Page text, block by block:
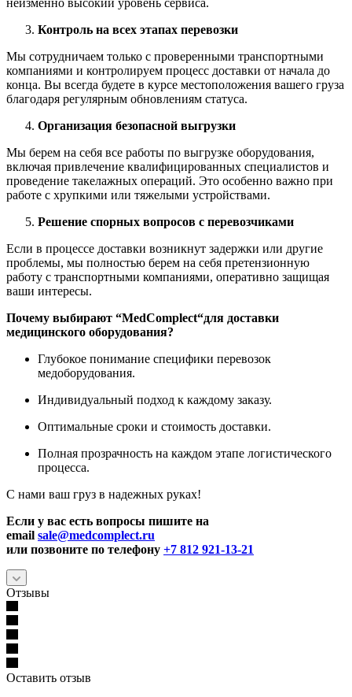
неизменно высокий уровень сервиса.
Контроль на всех этапах перевозки
Мы сотрудничаем только с проверенными транспортными
компаниями и контролируем процесс доставки от начала до
конца. Вы всегда будете в курсе местоположения вашего груза
благодаря регулярным обновлениям статуса.
Организация безопасной выгрузки
Мы берем на себя все работы по выгрузке оборудования,
включая привлечение квалифицированных специалистов и
проведение такелажных операций. Это особенно важно при
работе с хрупкими или тяжелыми устройствами.
Решение спорных вопросов с перевозчиками
Если в процессе доставки возникнут задержки или другие
проблемы, мы полностью берем на себя претензионную
работу с транспортными компаниями, оперативно защищая
ваши интересы.
Почему выбирают “MedComplect“для доставки
медицинского оборудования?
Глубокое понимание специфики перевозок
медоборудования.
Индивидуальный подход к каждому заказу.
Оптимальные сроки и стоимость доставки.
Полная прозрачность на каждом этапе логистического
процесса.
С нами ваш груз в надежных руках!
Если у вас есть вопросы пишите на
email sale@medcomplect.ru
или позвоните по телефону +7 812 921-13-21
Отзывы
Оставить отзыв